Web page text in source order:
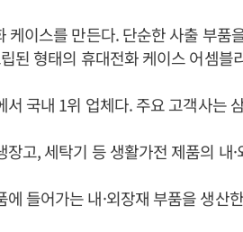
케이스를 만든다. 단순한 사출 부품
된 형태의 휴대전화 케이스 어셈블
국내 1위 업체다. 주요 고객사는
고, 세탁기 등 생활가전 제품의 내
들어가는 내·외장재 부품을 생산